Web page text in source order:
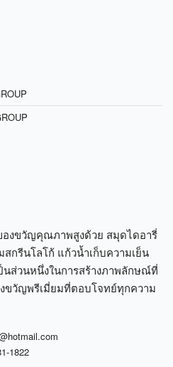
องขวัญคุณภาพสูงด้วย สมุดไดอารี่
กรีนโลโก้ แก้วน้ำเก็บความเย็น
นส่วนหนึ่งในการสร้างภาพลักษณ์ที่
ขวัญพรีเมี่ยมที่ตอบโจทย์ทุกความ
1822